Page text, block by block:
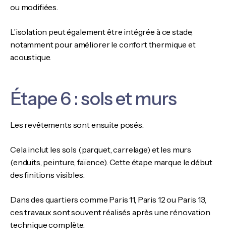
ou modifiées.
L’isolation peut également être intégrée à ce stade,
notamment pour améliorer le confort thermique et
acoustique.
Étape 6 : sols et murs
Les revêtements sont ensuite posés.
Cela inclut les sols (parquet, carrelage) et les murs
(enduits, peinture, faïence). Cette étape marque le début
des finitions visibles.
Dans des quartiers comme Paris 11, Paris 12 ou Paris 13,
ces travaux sont souvent réalisés après une rénovation
technique complète.